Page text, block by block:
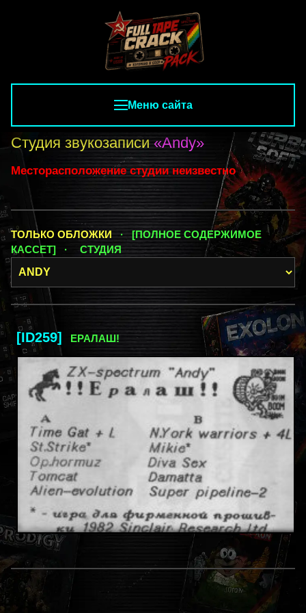
Меню сайта
Студия звукозаписи«Andy»
Месторасположение студии неизвестно
ТОЛЬКО ОБЛОЖКИ· [ПОЛНОЕ СОДЕРЖИМОЕ
КАССЕТ] ·
СТУДИЯ
[ID259] ЕРАЛАШ!